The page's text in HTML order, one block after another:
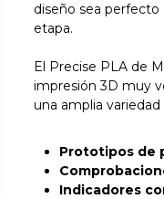
diseño sea perfecto
etapa.
El Precise PLA de
impresión 3D muy
una amplia
Prototipos de
Indicadores